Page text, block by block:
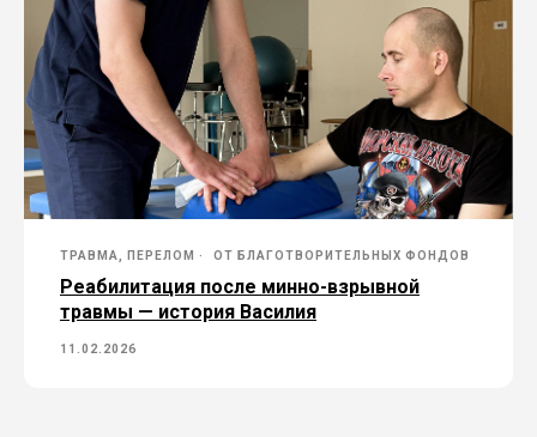
ТРАВМА, ПЕРЕЛОМ ОТ БЛАГОТВОРИТЕЛЬНЫХ ФОНДОВ
Реабилитация после минно-взрывной
травмы — история Василия
11.02.2026